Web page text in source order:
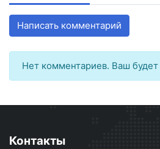
Написать комментарий
Нет комментариев. Ваш
Контакты